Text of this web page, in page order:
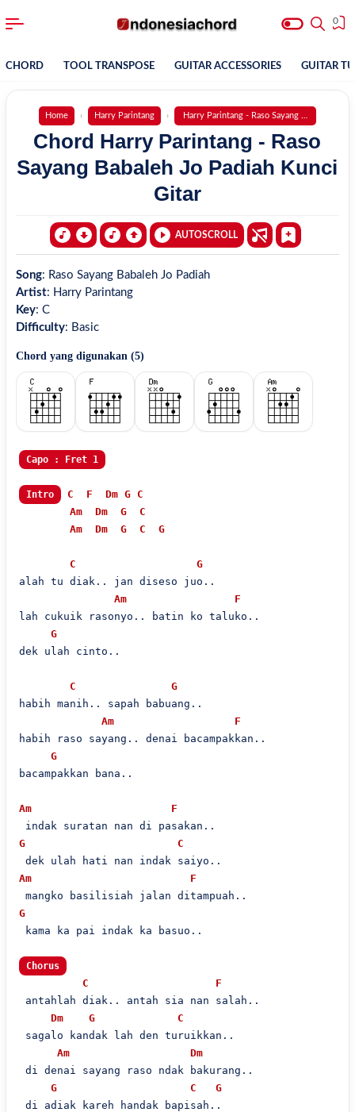
0
CHORD TOOL TRANSPOSE GUITAR ACCESSORIES GUITAR
Home Harry Parintang Harry Parintang - Raso Sayang Babaleh Jo
Chord Harry Parintang - Raso
Sayang Babaleh Jo Padiah Kunci
Gitar
AUTOSCROLL
Song: Raso Sayang Babaleh Jo Padiah
Artist: Harry Parintang
Key: C
Difficulty: Basic
Chord yang digunakan (5)
Capo : Fret 1
Intro C F Dm G
C
Am
Dm G
C
Am
Dm G C G
C
G
alah tu diak.. jan diseso juo..
Am
F
lah cukuik rasonyo.. batin ko taluko..
G
dek ulah cinto..
C
G
habih manih.. sapah babuang..
Am
F
habih raso sayang.. denai bacampakkan..
G
bacampakkan bana..
Am
F
G
C
Am
F
G
kama ka pai indak ka basuo..
Chorus
C
F
antahlah diak.. antah sia nan salah..
Dm
G
C
sagalo kandak lah den turuikkan..
Am
Dm
di denai sayang raso ndak bakurang..
G
C
G
di adiak kareh handak bapisah..